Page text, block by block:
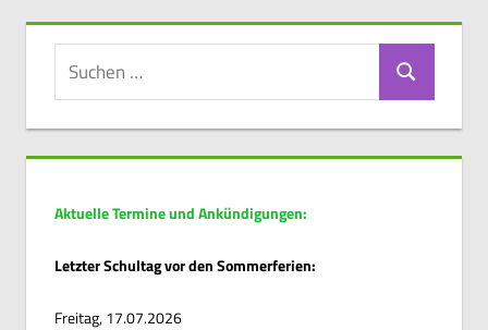
Suchen
Suchen
Aktuelle Termine und Ankündigungen:
Letzter Schultag vor den Sommerferien:
Freitag, 17.07.2026